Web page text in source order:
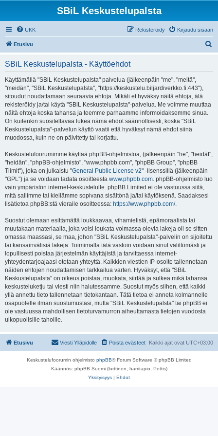
SBiL Keskustelupalsta
UKK Kirjaudu sisään
Rekisteröidy
Etusivu
SBiL Keskustelupalsta - Käyttöehdot
Käyttämällä "SBiL Keskustelupalsta" palvelua (jälkeenpäin "me", "meitä",
"meidän", "SBiL Keskustelupalsta", "https://keskustelu.biljardiverkko.fi:443"),
sitoudut noudattamaan seuraavia ehtoja. Mikäli et hyväksy näitä ehtoja, älä
rekisteröidy ja/tai käytä "SBiL Keskustelupalsta"-palvelua. Me voimme muuttaa
näitä ehtoja koska tahansa ja teemme parhaamme informoidaksemme sinua.
On kuitenkin suositeltavaa lukea nämä ehdot säännöllisesti, koska "SBiL
Keskustelupalsta"-palvelun käyttö vaatii että hyväksyt nämä ehdot siinä
muodossa, kuin ne on päivitetty tai korjattu.
Keskustelufoorumimme käyttää phpBB-ohjelmistoa, (jälkeenpäin "he", "heidät",
"heidän", "phpBB-ohjelmisto", "www.phpbb.com", "phpBB Group", "phpBB
Tiimit"), joka on julkaistu "General Public License v2" -lisenssillä (jälkeenpäin
"GPL") ja se voidaan ladata osoitteesta www.phpbb.com. phpBB-ohjelmisto luo
vain ympäristön internet-keskustelulle. phpBB Limited ei ole vastuussa siitä,
mitä sallimme tai kiellämme sopivana sisältönä ja/tai käytöksenä. Saadaksesi
lisätietoa phpBB:stä vieraile osoitteessa: https://www.phpbb.com/.
Suostut olemaan esittämättä loukkaavaa, vihamielistä, epämoraalista tai
muutakaan materiaalia, joka voisi loukata voimassa olevia lakeja oli se sitten
omassa maassasi, se maa, johon "SBiL Keskustelupalsta"-palvelin on sijoitettu
tai kansainvälisiä lakeja. Toimimalla tätä vastoin voidaan sinut välittömästi ja
lopullisesti poistaa järjestelmän käyttäjistä ja tarvittaessa internet-
yhteydentarjoajaasi otetaan yhteyttä. Kaikkien viestien IP-osoite tallennetaan
näiden ehtojen noudattamisen tarkkailua varten. Hyväksyt, että "SBiL
Keskustelupalsta" on oikeus poistaa, muokata, siirtää ja sulkea mikä tahansa
keskusteluketju tai viesti niin halutessamme. Suostut myös siihen, että kaikki
yllä annettu tieto tallennetaan tietokantaan. Tätä tietoa ei anneta kolmannelle
osapuolelle ilman suostumustasi, mutta "SBiL Keskustelupalsta" tai phpBB ei
ole vastuussa mahdollisen tietoturvamurron aiheuttamasta tietojen vuodosta
ulkopuolisille tahoille.
Etusivu Kaikki ajat ovat UTC+03:00
Poista evästeet
Viesti Ylläpidolle
Keskustelufoorumin ohjelmisto phpBB® Forum Software © phpBB Limited
Käännös: phpBB Suomi (lurttinen, harritapio, Pettis)
Yksityisyys | Ehdot